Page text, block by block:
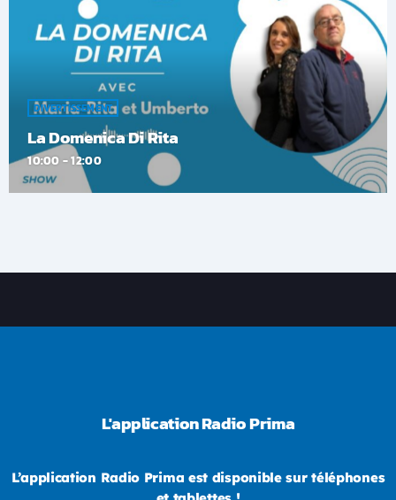
DIVERTISSEMENT
La Domenica Di Rita
10:00 - 12:00
L'application Radio Prima
L’application Radio Prima est disponible sur téléphones